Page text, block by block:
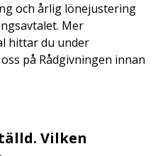
och årlig lönejustering
Mer
hittar du under
oss på Rådgivningen innan
Vilken